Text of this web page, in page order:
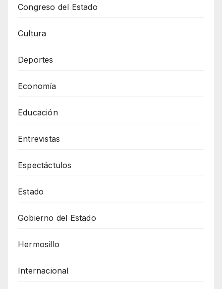
Congreso del Estado
Cultura
Deportes
Economía
Educación
Entrevistas
Espectáctulos
Estado
Gobierno del Estado
Hermosillo
Internacional